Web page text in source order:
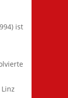
ist